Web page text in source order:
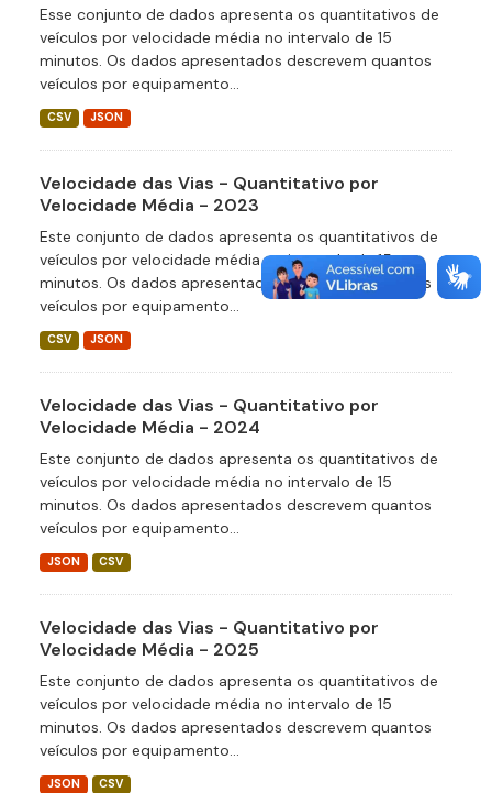
Esse conjunto de dados apresenta os quantitativos de
veículos por velocidade média no intervalo de 15
minutos. Os dados apresentados descrevem quantos
veículos por equipamento...
CSV JSON
Velocidade das Vias - Quantitativo por
Velocidade Média - 2023
Este conjunto de dados apresenta os quantitativos de
veículos por velocidade média no intervalo de 15
minutos. Os dados apresentados descrevem quantos
veículos por equipamento...
CSV JSON
Velocidade das Vias - Quantitativo por
Velocidade Média - 2024
Este conjunto de dados apresenta os quantitativos de
veículos por velocidade média no intervalo de 15
minutos. Os dados apresentados descrevem quantos
veículos por equipamento...
JSON CSV
Velocidade das Vias - Quantitativo por
Velocidade Média - 2025
Este conjunto de dados apresenta os quantitativos de
veículos por velocidade média no intervalo de 15
minutos. Os dados apresentados descrevem quantos
veículos por equipamento...
JSON CSV